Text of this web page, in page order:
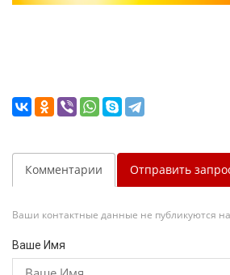
Комментарии Отправить
Ваши контактные данные не публикуются
Ваше Имя